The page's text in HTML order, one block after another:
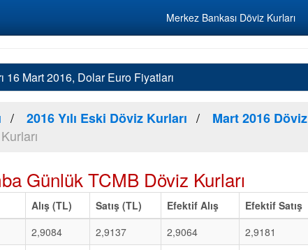
Merkez Bankası Döviz Kurları
16 Mart 2016, Dolar Euro Fiyatları
2016 Yılı Eski Döviz Kurları
Mart 2016 Döviz
Günlük TCMB Döviz Kurları
Alış (TL) Satış (TL) Efektif Alış
Efektif Satış
2,9084 2,9137 2,9064
2,9181